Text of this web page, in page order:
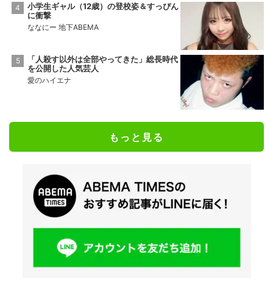
小学生ギャル（12歳）の登校姿＆すっぴん
に衝撃
ななにー 地下ABEMA
「人殺す以外は全部やってきた」総長時代
を公開した人気芸人
愛のハイエナ
もっと見る